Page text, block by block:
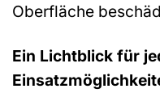
Oberfläche
Ein Lichtblick für